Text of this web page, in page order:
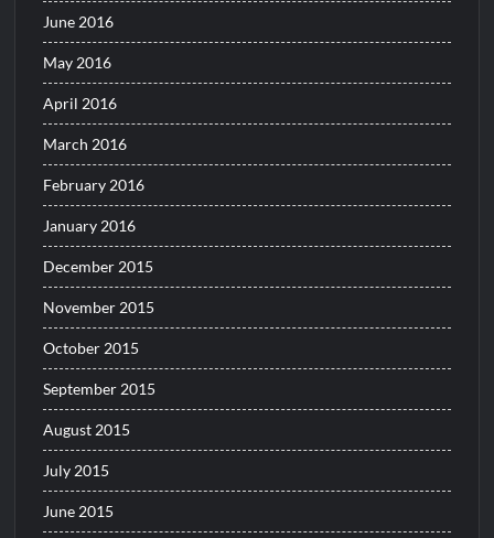
June 2016
May 2016
April 2016
March 2016
February 2016
January 2016
December 2015
November 2015
October 2015
September 2015
August 2015
July 2015
June 2015